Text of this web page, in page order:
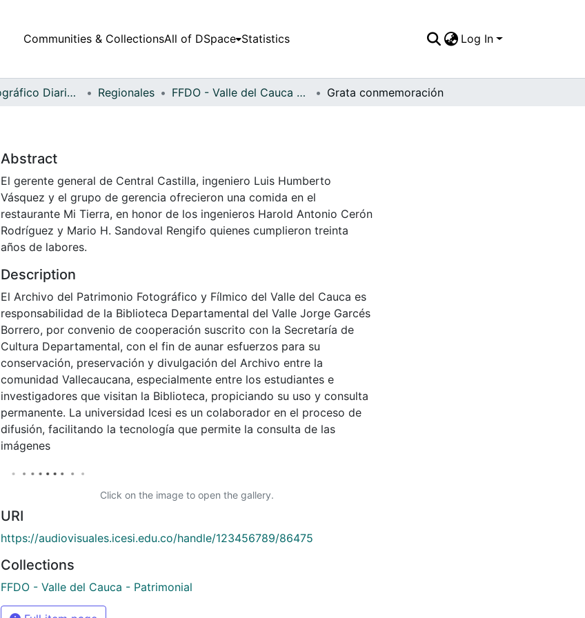
Communities & CollectionsAll of DSpace Statistics Log In
Fondo Fotográfico Diario Occidente Regionales FFDO - Valle del Cauca - Patrimonial Grata conmemoración
Abstract
El gerente general de Central Castilla, ingeniero Luis Humberto
Vásquez y el grupo de gerencia ofrecieron una comida en el
restaurante Mi Tierra, en honor de los ingenieros Harold Antonio Cerón
Rodríguez y Mario H. Sandoval Rengifo quienes cumplieron treinta
años de labores.
Description
El Archivo del Patrimonio Fotográfico y Fílmico del Valle del Cauca es
responsabilidad de la Biblioteca Departamental del Valle Jorge Garcés
Borrero, por convenio de cooperación suscrito con la Secretaría de
Cultura Departamental, con el fin de aunar esfuerzos para su
conservación, preservación y divulgación del Archivo entre la
comunidad Vallecaucana, especialmente entre los estudiantes e
investigadores que visitan la Biblioteca, propiciando su uso y consulta
permanente. La universidad Icesi es un colaborador en el proceso de
difusión, facilitando la tecnología que permite la consulta de las
imágenes
Click on the image to open the gallery.
URI
https://audiovisuales.icesi.edu.co/handle/123456789/86475
Collections
FFDO - Valle del Cauca - Patrimonial